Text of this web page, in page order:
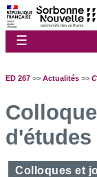
☰
ED 267 >> Actualités >>
Colloques et